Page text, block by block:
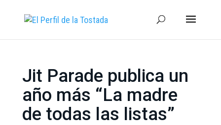
Jit Parade publica un
año más “La madre
de todas las listas”